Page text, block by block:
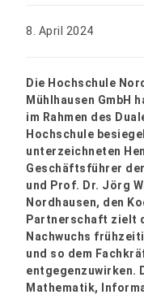
8. April 2024
Die Hochschule
Mühlhausen GmbH
im Rahmen des
Hochschule
unterzeichneten
Geschäftsführer
und Prof. Dr. Jörg
Nordhausen, den
Partnerschaft zielt
Nachwuchs
und so dem
entgegenzuwirken.
Mathematik,